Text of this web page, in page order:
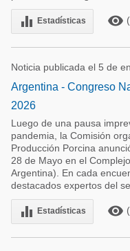
equalizer Estadísticas remove_red_eye
Noticia publicada el 5 de
Argentina - Congreso
2026
Luego de una pausa
pandemia, la Comisión
Producción Porcina
28 de Mayo en el
Argentina). En cada
destacados expertos del
equalizer Estadísticas remove_red_eye